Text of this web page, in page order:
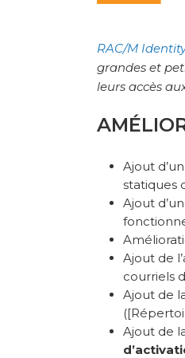
RAC/M
grandes et
leurs accès
Ajout
statiques
Ajout
Ajout de
courriels
Ajout de
Ajout de